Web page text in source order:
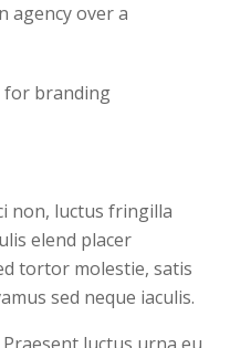
agency over a
for branding
non, luctus fringilla
elend placer
tortor molestie, satis
sed neque iaculis.